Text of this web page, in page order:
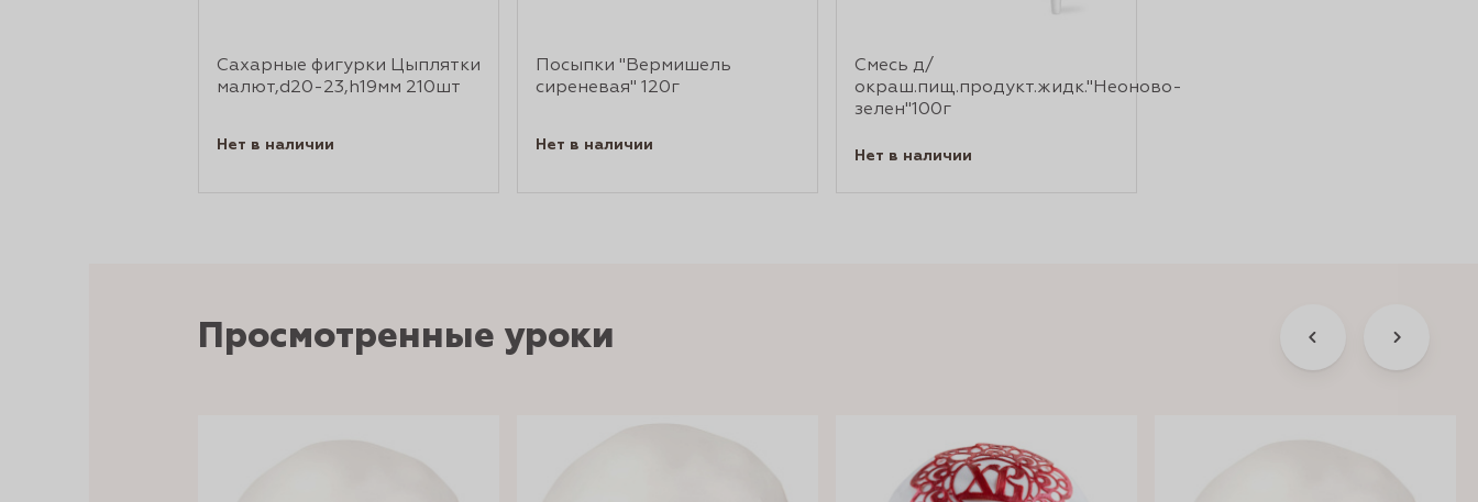
Сахарные фигурки Цыплятки
малют,d20-23,h19мм 210шт
Нет в наличии
Посыпки "Вермишель
сиреневая" 120г
Нет в наличии
Смесь д/
окраш.пищ.продукт.жидк."Неоново-
зелен"100г
Нет в наличии
Просмотренные уроки